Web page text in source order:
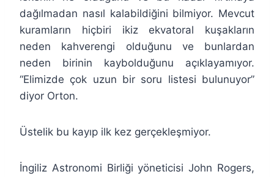
dağılmadan nasıl kalabildiğini bilmiyor. Mevcut
kuramların hiçbiri ikiz ekvatoral kuşakların
neden kahverengi olduğunu ve bunlardan
neden birinin kaybolduğunu açıklayamıyor.
“Elimizde çok uzun bir soru listesi bulunuyor”
diyor Orton.
Üstelik bu kayıp ilk kez gerçekleşmiyor.
İngiliz Astronomi Birliği yöneticisi John Rogers,